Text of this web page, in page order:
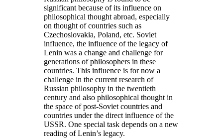
significant because of its influence on
philosophical thought abroad, especially
on thought of countries such as
Czechoslovakia, Poland, etc. Soviet
influence, the influence of the legacy of
Lenin was a change and challenge for
generations of philosophers in these
countries. This influence is for now a
challenge in the current research of
Russian philosophy in the twentieth
century and also philosophical thought in
the space of post-Soviet countries and
countries under the direct influence of the
USSR. One special task depends on a new
reading of Lenin’s legacy.